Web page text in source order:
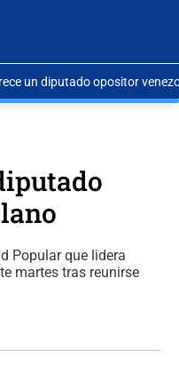
un diputado opositor
Popular que lidera
martes tras reunirse